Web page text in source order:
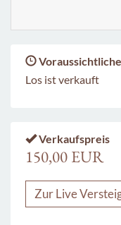
Los ist verkauft
Verkaufspreis
150,00 EUR
Zur Live